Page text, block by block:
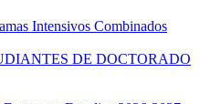
Intensivos Combinados
DE DOCTORADO